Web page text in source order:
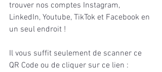
trouver nos comptes Instagram,
LinkedIn, Youtube, TikTok et Facebook en
un seul endroit !
Il vous suffit seulement de scanner ce
QR Code ou de cliquer sur ce lien :